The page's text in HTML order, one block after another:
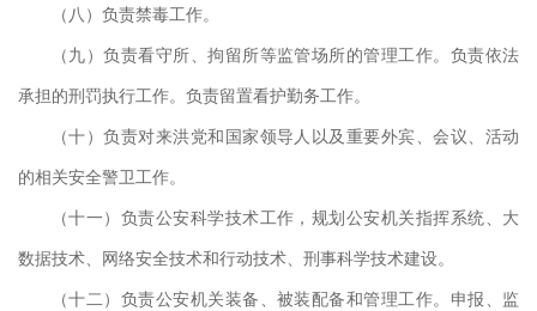
（八）负责禁毒工作。
（九）负责看守所、拘留所等监管场所的管理工作。负责依法
承担的刑罚执行工作。负责留置看护勤务工作。
（十）负责对来洪党和国家领导人以及重要外宾、会议、活动
的相关安全警卫工作。
（十一）负责公安科学技术工作，规划公安机关指挥系统、大
数据技术、网络安全技术和行动技术、刑事科学技术建设。
（十二）负责公安机关装备、被装配备和管理工作。申报、监